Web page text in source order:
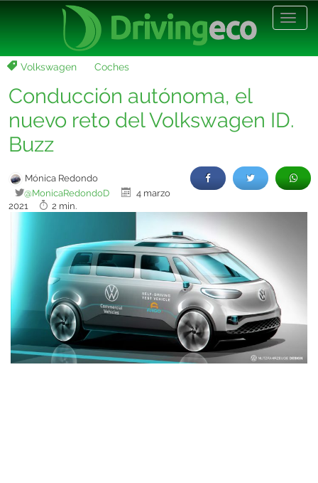
Volkswagen Coches
Conducción autónoma, el
nuevo reto del Volkswagen ID.
Buzz
Mónica Redondo
@MonicaRedondoD
4 marzo
2021
2 min.